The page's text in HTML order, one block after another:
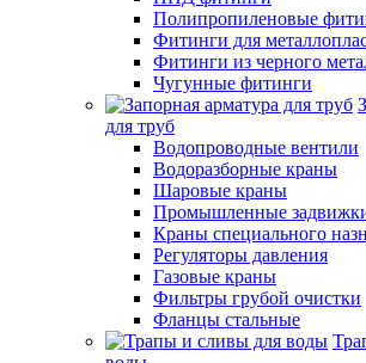
Полипропиленовые
Фитинги для
Фитинги из черного
Чугунные фитинги
для труб
Водопроводные вентили
Водоразборные краны
Шаровые краны
Промышленные
Краны специального
Регуляторы давления
Газовые краны
Фильтры грубой очистки
Фланцы стальные